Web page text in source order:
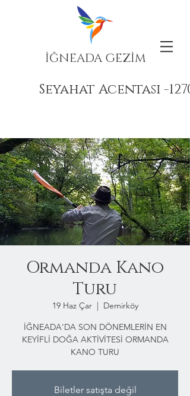
İĞNEADA GEZİM
Seyahat Acentası -
Ormanda Kano
Turu
19 Haz Çar
  |
Demirköy
İĞNEADA'DA SON DÖNEMLERİN EN
KEYİFLİ DOĞA AKTİVİTESİ ORMANDA
KANO TURU
Biletler satışta değil